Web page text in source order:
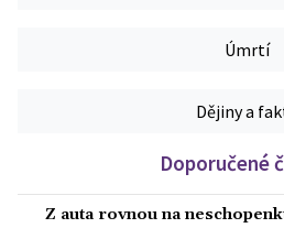
Úmrtí
Dějiny a
Doporučené
Z auta rovnou na